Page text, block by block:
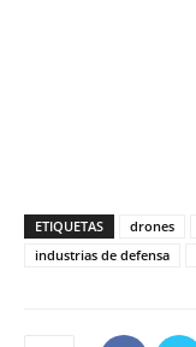
ETIQUETAS drones
industrias de defensa